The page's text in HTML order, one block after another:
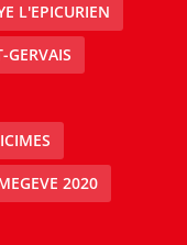
L'EPICURIEN
GERVAIS
2020